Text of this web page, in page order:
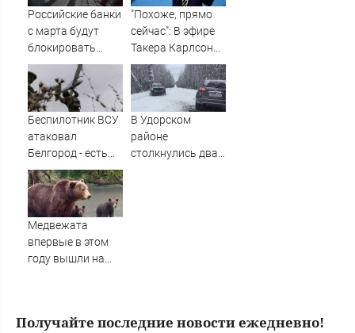
Российские банки
с марта будут
блокировать
переводы по
новому признаку
"Похоже, прямо
сейчас": В эфире
Такера Карлсона
заговорили о
победе России ⋆
Листай.ру ✪
Беспилотник ВСУ
атаковал
Белгород - есть
пострадавшие
В Удорском
районе
столкнулись два
Медвежата
впервые в этом
году вышли на
Получайте последние новости ежедневно!